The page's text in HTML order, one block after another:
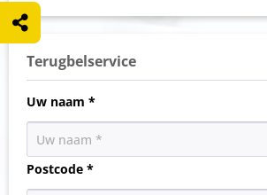
Terugbelservice
Uw naam *
Postcode *